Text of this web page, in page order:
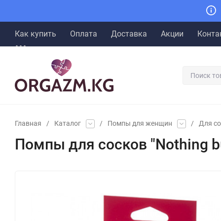
Как купить Оплата Доставка Акции
Главная / Каталог / Помпы для женщин / Для
Помпы для сосков "Nothing